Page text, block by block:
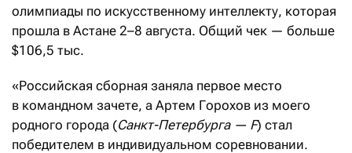
олимпиады по искусственному интеллекту, которая
прошла в Астане 2–8 августа. Общий чек — больше
$106,5 тыс.
«Российская сборная заняла первое место
в командном зачете, а Артем Горохов из моего
родного города (Санкт-Петербурга — F) стал
победителем в индивидуальном соревновании.